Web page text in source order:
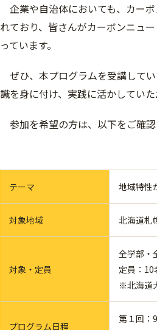
企業や自治体においても、カー
れており、皆さんがカーボンニュ
っています。
ぜひ、本プログラムを受講して
識を身に付け、実践に活かしていた
参加を希望の方は、以下をご確
テーマ 地域特性
対象地域 北海道札
対象・定員
全学部・
定員：10
※北海道
プログラム日程
第１回